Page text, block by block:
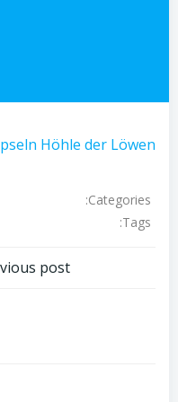
Höhle der Löwen
Categories:
Tags:
post